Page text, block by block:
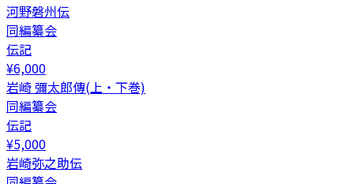
河野磐州伝
同編纂会
伝記
¥6,000
岩崎 彌太郎傳(上・下巻)
同編纂会
伝記
¥5,000
岩崎弥之助伝